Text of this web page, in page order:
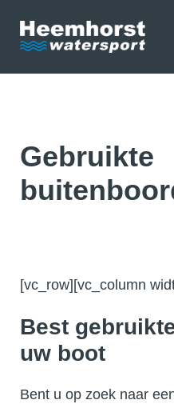
Gebruikte
[vc_row][vc_column
Best
uw boot
Bent u op zoek naar